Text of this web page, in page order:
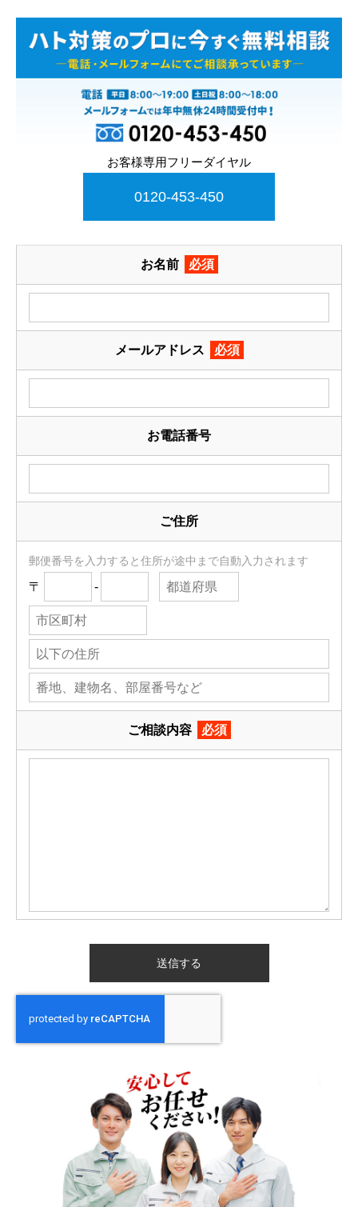
お客様専用フリーダイヤル
0120-453-450
お名前 必須
メールアドレス 必須
お電話番号
ご住所
郵便番号を入力すると住所が途中まで自動入力されます
〒 -
ご相談内容 必須